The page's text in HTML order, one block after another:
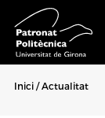
Inici Actualitat